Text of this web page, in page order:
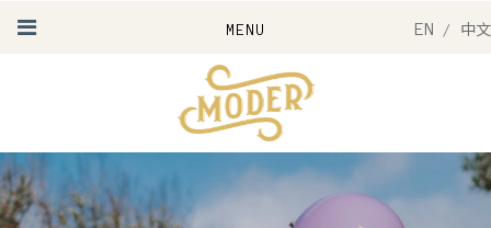
EN / 中文